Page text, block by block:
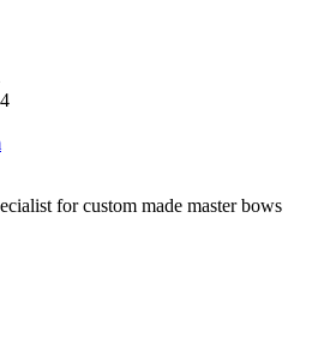
for custom made master bows